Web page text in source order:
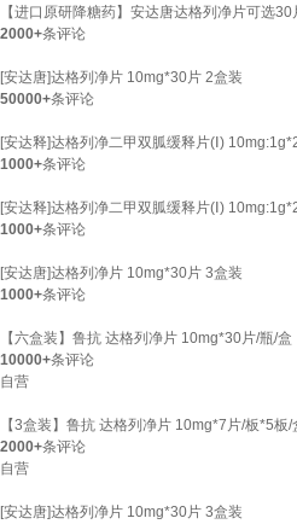
【进口原研降糖药】安达唐达格列净片可选
2000+条评论
[安达唐]达格列净片 10mg*30片 2盒装
50000+条评论
[安达释]达格列净二甲双胍缓释片(Ⅰ)
1000+条评论
[安达释]达格列净二甲双胍缓释片(Ⅰ)
1000+条评论
[安达唐]达格列净片 10mg*30片 3盒装
1000+条评论
【六盒装】鲁抗 达格列净片 10mg*30片/瓶/盒
10000+条评论
自营
【3盒装】鲁抗 达格列净片 10mg*7片/板*5板/
2000+条评论
自营
[安达唐]达格列净片 10mg*30片 3盒装